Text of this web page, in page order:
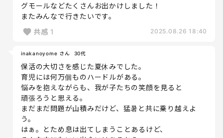
グモールなどたくさんお出かけしました！
またみんなで行きたいです。
共感 1 2025.08.26 18:40
inakanoyome さん 30代
保活の大切さを感じた夏休みでした。
育児には何万個ものハードルがある。
悩みを抱えながらも、我が子たちの笑顔を見ると
頑張ろうと思える。
まだまだ問題が山積みだけど、猛暑と共に乗り越えよ
う。
はぁ。とため息は出てしまうことあるけど、